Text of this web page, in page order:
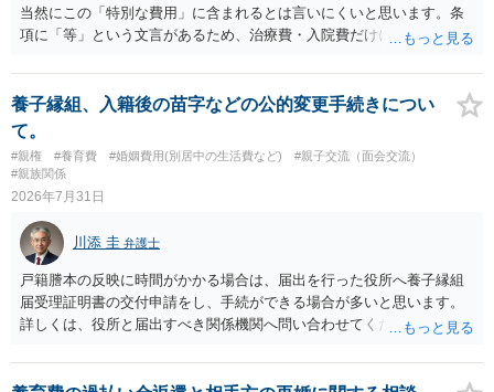
当然にこの「特別な費用」に含まれるとは言いにくいと思います。条
項に「等」という文言があるため、治療費・入院費だけに限定される
れていますので、通常は、病気や事故によって臨時に必要となった医
療費その他これに類する特別支出を念頭に置いた条項と読むのが自然
です。したがって、大学の入学金、授業料、受験費用などの教育費に
ついてまで、「この条項があるから当然に半額を請求できる」とまで
は言いにくいと思われます。なお、通常、大学進学費用をどこまで負
担すべきかについては、離婚時の合意内容のほか、子どもの年齢、大
や費用などを踏まえて個別に検討することになります。公正証書の他
の条項において、養育費の終期についてどのように定められている
か、大学進学に関する定めの有無、「教育費」「進学費用」に関する
定めの有無等について確認する必要があると考えられます。
養子縁組、入籍後の苗字などの公的変更手続きについ
て。
#親権 #養育費 #婚姻費用(別居中の生活費など)
#親子交流（面会交流）
#親族関係
2026年7月31日
川添 圭 弁護士
戸籍謄本の反映に時間がかかる場合は、届出を行った役所へ養子縁組
届受理証明書の交付申請をし、手続ができる場合が多いと思います。
詳しくは、役所と届出すべき関係機関へ問い合わせてください。